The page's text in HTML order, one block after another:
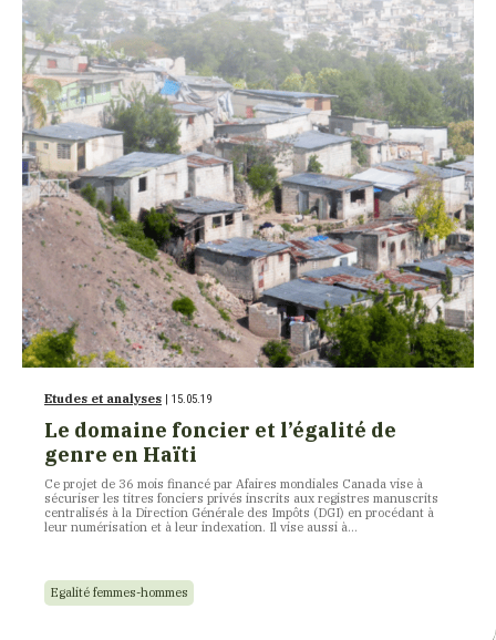
Etudes et analyses | 15.05.19
Le domaine foncier et l’égalité de
genre en Haïti
Ce projet de 36 mois financé par Afaires mondiales Canada vise à
sécuriser les titres fonciers privés inscrits aux registres manuscrits
centralisés à la Direction Générale des Impôts (DGI) en procédant à
leur numérisation et à leur indexation. Il vise aussi à…
Egalité femmes-hommes